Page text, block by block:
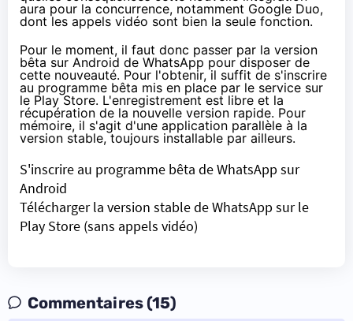
aura pour la concurrence, notamment Google Duo,
dont les appels vidéo sont bien la seule fonction.
Pour le moment, il faut donc passer par la version
bêta sur Android de WhatsApp pour disposer de
cette nouveauté. Pour l'obtenir, il suffit de s'inscrire
au programme bêta mis en place par le service sur
le Play Store. L'enregistrement est libre et la
récupération de la nouvelle version rapide. Pour
mémoire, il s'agit d'une application parallèle à la
version stable, toujours installable par ailleurs.
S'inscrire au programme bêta de WhatsApp sur
Android
Télécharger la version stable de WhatsApp sur le
Play Store (sans appels vidéo)
Commentaires (15)